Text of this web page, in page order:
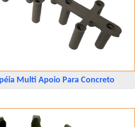
Multi Apoio Para Concreto